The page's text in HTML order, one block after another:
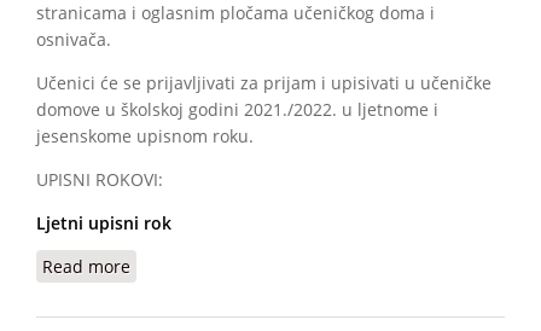
stranicama i oglasnim pločama učeničkog doma i
osnivača.
Učenici će se prijavljivati za prijam i upisivati u učeničke
domove u školskoj godini 2021./2022. u ljetnome i
jesenskome upisnom roku.
UPISNI ROKOVI:
Ljetni upisni rok
Read more